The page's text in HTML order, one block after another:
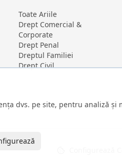
Toate Ariile
Drept Comercial &
Corporate
Drept Penal
Dreptul Familiei
Drept Civil
dvs. pe site, pentru analiză